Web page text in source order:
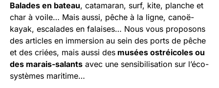
Balades en bateau, catamaran, surf, kite, planche et
char à voile… Mais aussi, pêche à la ligne, canoë-
kayak, escalades en falaises… Nous vous proposons
des articles en immersion au sein des ports de pêche
et des criées, mais aussi des musées ostréicoles ou
des marais-salants avec une sensibilisation sur l’éco-
systèmes maritime…